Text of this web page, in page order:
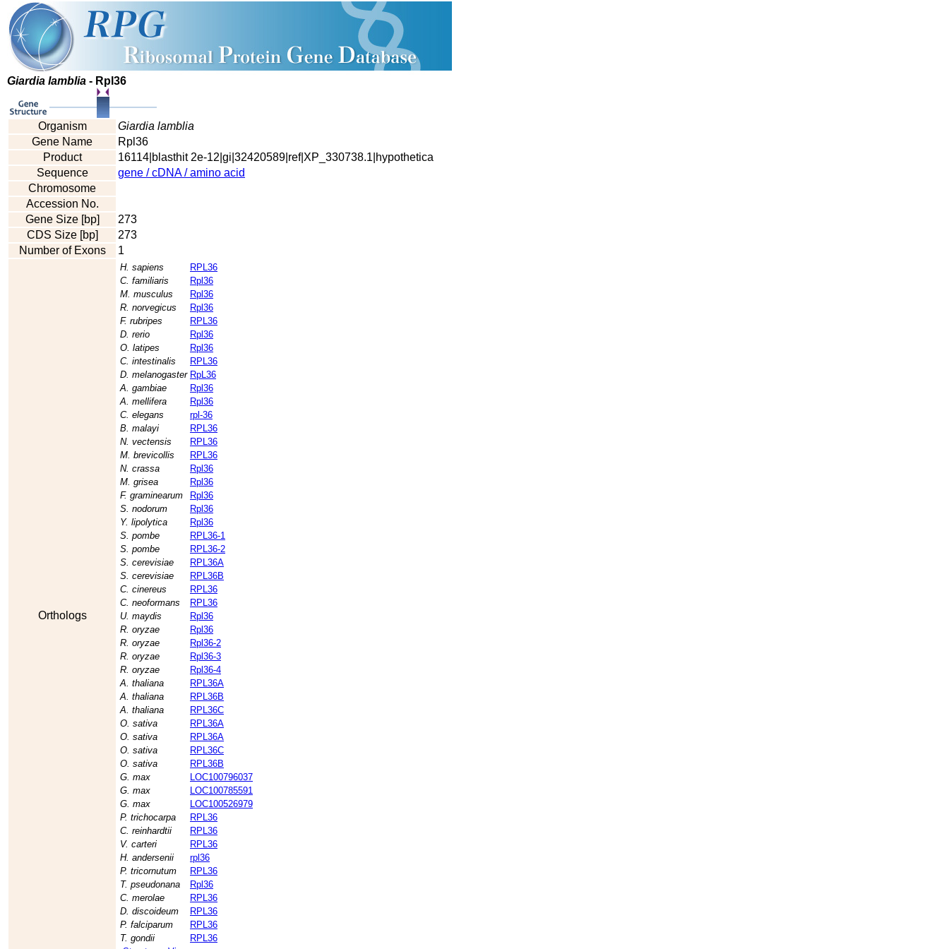
Giardia lamblia - Rpl36
Organism
Giardia lamblia
Gene Name
Rpl36
Product
16114|blasthit 2e-12|gi|32420589|ref|XP_330738.1|hypothetica
Sequence
gene / cDNA / amino acid
Chromosome
Accession No.
Gene Size [bp]
273
CDS Size [bp]
273
Number of Exons
1
Orthologs
H. sapiens
RPL36
C. familiaris
Rpl36
M. musculus
Rpl36
R. norvegicus
Rpl36
F. rubripes
RPL36
D. rerio
Rpl36
O. latipes
Rpl36
C. intestinalis
RPL36
D. melanogaster RpL36
A. gambiae
Rpl36
A. mellifera
Rpl36
C. elegans
rpl-36
B. malayi
RPL36
N. vectensis
RPL36
M. brevicollis
RPL36
N. crassa
Rpl36
M. grisea
Rpl36
F. graminearum
Rpl36
S. nodorum
Rpl36
Y. lipolytica
Rpl36
S. pombe
RPL36-1
S. pombe
RPL36-2
S. cerevisiae
RPL36A
S. cerevisiae
RPL36B
C. cinereus
RPL36
C. neoformans
RPL36
U. maydis
Rpl36
R. oryzae
Rpl36
R. oryzae
Rpl36-2
R. oryzae
Rpl36-3
R. oryzae
Rpl36-4
A. thaliana
RPL36A
A. thaliana
RPL36B
A. thaliana
RPL36C
O. sativa
RPL36A
O. sativa
RPL36A
O. sativa
RPL36C
O. sativa
RPL36B
G. max
LOC100796037
G. max
LOC100785591
G. max
LOC100526979
P. trichocarpa
RPL36
C. reinhardtii
RPL36
V. carteri
RPL36
H. andersenii
rpl36
P. tricornutum
RPL36
T. pseudonana
Rpl36
C. merolae
RPL36
D. discoideum
RPL36
P. falciparum
RPL36
T. gondii
RPL36